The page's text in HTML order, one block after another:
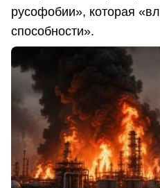
русофобии», которая
способности».